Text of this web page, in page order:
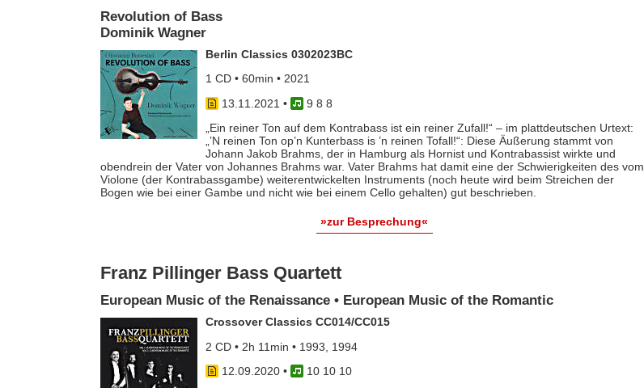
Revolution of Bass
Dominik Wagner
Berlin Classics 0302023BC
1 CD • 60min • 2021
13.11.2021 •
9 8 8
„Ein reiner Ton auf dem Kontrabass ist ein reiner Zufall!“ – im plattdeutschen Urtext:
„’N reinen Ton op’n Kunterbass is ’n reinen Tofall!“: Diese Äußerung stammt von
Johann Jakob Brahms, der in Hamburg als Hornist und Kontrabassist wirkte und
obendrein der Vater von Johannes Brahms war. Vater Brahms hat damit eine der Schwierigkeiten des vom
Violone (der Kontrabassgambe) weiterentwickelten Instruments (noch heute wird beim Streichen der
Bogen wie bei einer Gambe und nicht wie bei einem Cello gehalten) gut beschrieben.
»zur Besprechung«
Franz Pillinger Bass Quartett
European Music of the Renaissance • European Music of the Romantic
Crossover Classics CC014/CC015
2 CD • 2h 11min • 1993, 1994
12.09.2020•
10 10 10